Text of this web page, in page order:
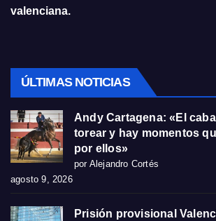
valenciana.
ÚLTIMAS NOTICIAS
Andy Cartagena: «El
torear y hay momentos
por ellos»
por Alejandro Cortés
agosto 9, 2026
Prisión provisional